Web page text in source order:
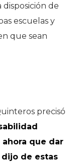
de
escuelas y
que sean
precisó
que dar
de estas